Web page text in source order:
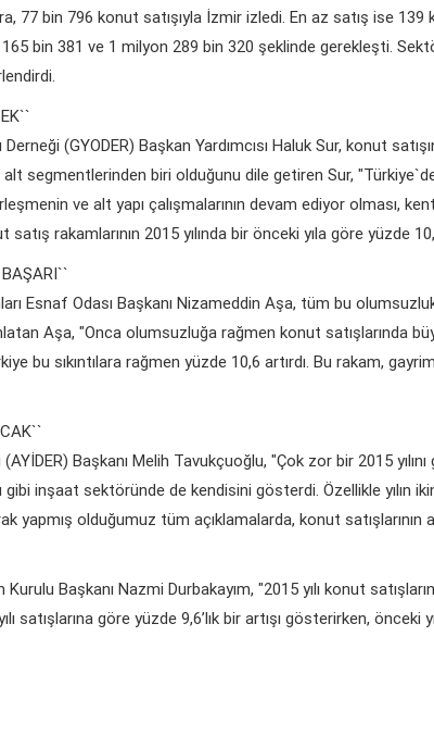
77 bin 796 konut satışıyla İzmir izledi. En az satış ise
bin 381 ve 1 milyon 289 bin 320 şeklinde gerekleşti.
(GYODER) Başkan Yardımcısı Haluk Sur, konut
segmentlerinden biri olduğunu dile getiren Sur,
ve alt yapı çalışmalarının devam ediyor olması,
rakamlarının 2015 yılında bir önceki yıla göre yüzde
Esnaf Odası Başkanı Nizameddin Aşa, tüm bu
Aşa, "Onca olumsuzluğa rağmen konut satışlarında
bu sıkıntılara rağmen yüzde 10,6 artırdı. Bu rakam,
Başkanı Melih Tavukçuoğlu, "Çok zor bir 2015
inşaat sektöründe de kendisini gösterdi. Özellikle yılın
yapmış olduğumuz tüm açıklamalarda, konut satışlarının
Başkanı Nazmi Durbakayım, "2015 yılı konut
göre yüzde 9,6’lık bir artışı gösterirken, önceki